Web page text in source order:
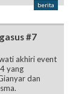
berita
#7
akhiri event
yang
dan